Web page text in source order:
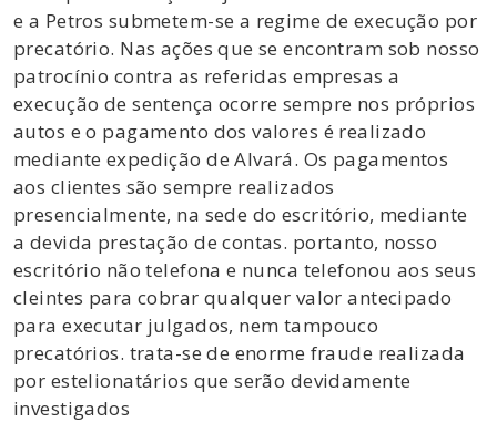
e a Petros submetem-se a regime de execução por
precatório. Nas ações que se encontram sob nosso
patrocínio contra as referidas empresas a
execução de sentença ocorre sempre nos próprios
autos e o pagamento dos valores é realizado
mediante expedição de Alvará. Os pagamentos
aos clientes são sempre realizados
presencialmente, na sede do escritório, mediante
a devida prestação de contas. portanto, nosso
escritório não telefona e nunca telefonou aos seus
cleintes para cobrar qualquer valor antecipado
para executar julgados, nem tampouco
precatórios. trata-se de enorme fraude realizada
por estelionatários que serão devidamente
investigados